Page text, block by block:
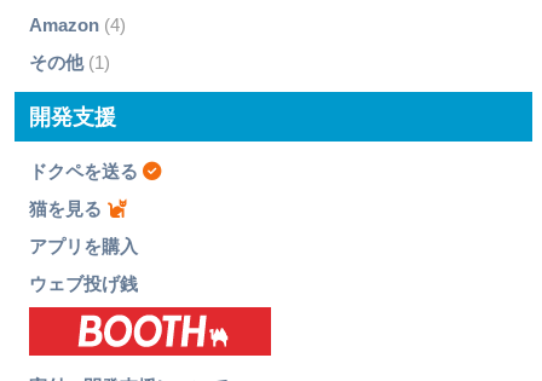
Amazon(4)
その他(1)
開発支援
ドクペを送る
猫を見る
アプリを購入
ウェブ投げ銭